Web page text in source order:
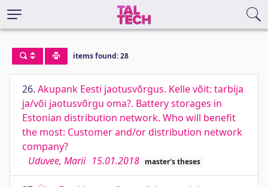
items found: 28
26. Akupank Eesti jaotusvõrgus. Kelle võit: tarbija
ja/või jaotusvõrgu oma?. Battery storages in
Estonian distribution network. Who will benefit
the most: Customer and/or distribution network
company?
Uduvee, Marii 15.01.2018 master's theses